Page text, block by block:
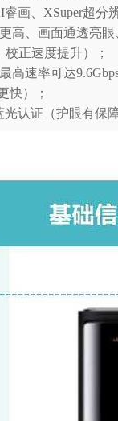
画、XSuper超分
高、画面通透亮
正速度提升）；
高速率可达
快）；
认证（护眼有保